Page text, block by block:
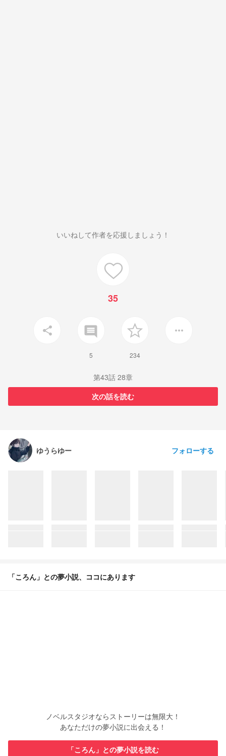
いいねして作者を応援しましょう！
35
share insert_comment
5 234
more_horiz
第43話 28章
次の話を読む
ゆうらゆー フォローする
「ころん」との夢小説、ココにあります
ノベルスタジオならストーリーは無限大！
あなただけの夢小説に出会える！
「ころん」との夢小説を読む